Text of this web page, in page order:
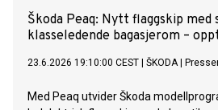
Škoda Peaq: Nytt flaggskip med
klasseledende bagasjerom –
23.6.2026 19:10:00 CEST ŠKODA|
Med Peaq utvider Škoda